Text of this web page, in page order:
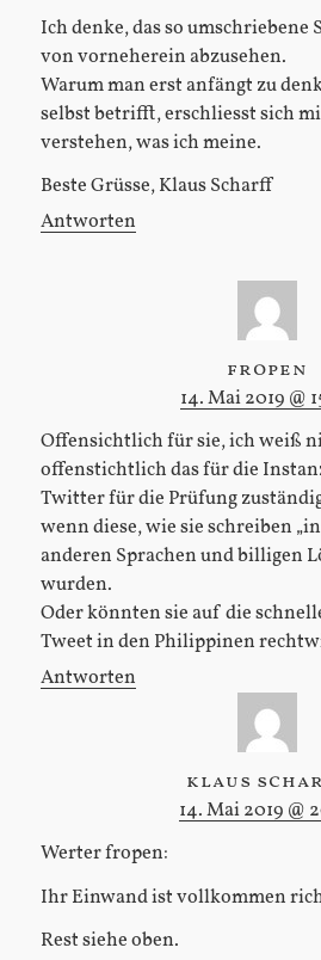
Ich denke, das so umschriebene
von vorneherein abzusehen.
Warum man erst anfängt zu
selbst betrifft, erschliesst sich
verstehen, was ich meine.
Beste Grüsse, Klaus Scharff
Antworten
fropen
14. Mai 2019 @
Offensichtlich für sie, ich weiß
offenstichtlich das für die
Twitter für die Prüfung
wenn diese, wie sie schreiben
anderen Sprachen und billigen
wurden.
Oder könnten sie auf die
Tweet in den Philippinen
Antworten
klaus
14. Mai 2019 @
Werter fropen:
Ihr Einwand ist vollkommen
Rest siehe oben.